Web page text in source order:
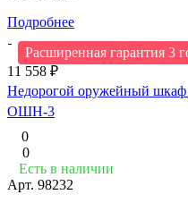
Подробнее
Расширенная гарантия 3
11 558 ₽
Недорогой оружейный шкаф
ОШН-3
0
0
Есть в наличии
Арт. 98232